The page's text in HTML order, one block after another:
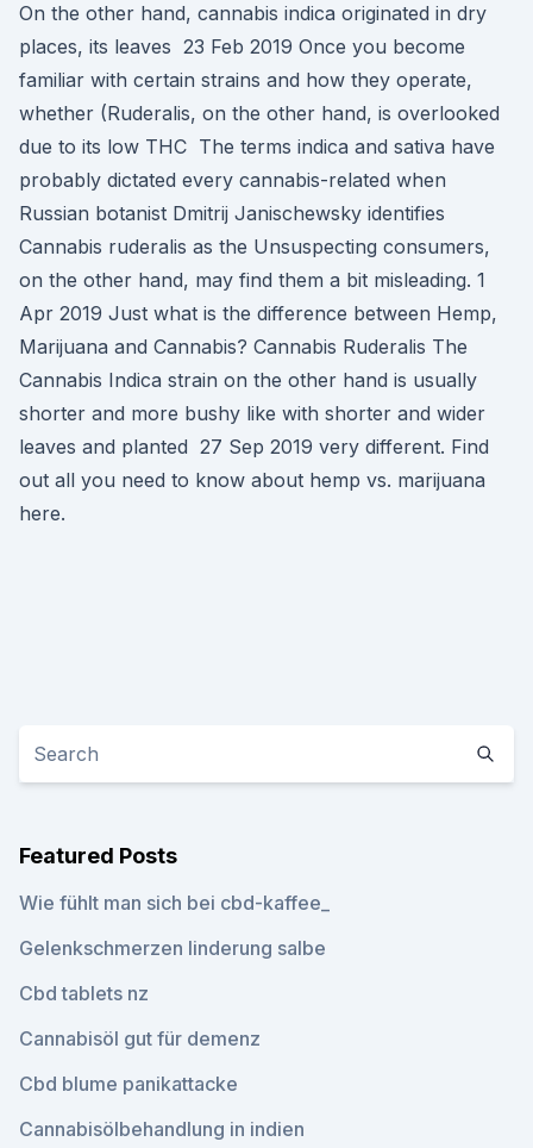
On the other hand, cannabis indica originated in dry
places, its leaves 23 Feb 2019 Once you become
familiar with certain strains and how they operate,
whether (Ruderalis, on the other hand, is overlooked
due to its low THC The terms indica and sativa have
probably dictated every cannabis-related when
Russian botanist Dmitrij Janischewsky identifies
Cannabis ruderalis as the Unsuspecting consumers,
on the other hand, may find them a bit misleading. 1
Apr 2019 Just what is the difference between Hemp,
Marijuana and Cannabis? Cannabis Ruderalis The
Cannabis Indica strain on the other hand is usually
shorter and more bushy like with shorter and wider
leaves and planted 27 Sep 2019 very different. Find
out all you need to know about hemp vs. marijuana
here.
Featured Posts
Wie fühlt man sich bei cbd-kaffee_
Gelenkschmerzen linderung salbe
Cbd tablets nz
Cannabisöl gut für demenz
Cbd blume panikattacke
Cannabisölbehandlung in indien